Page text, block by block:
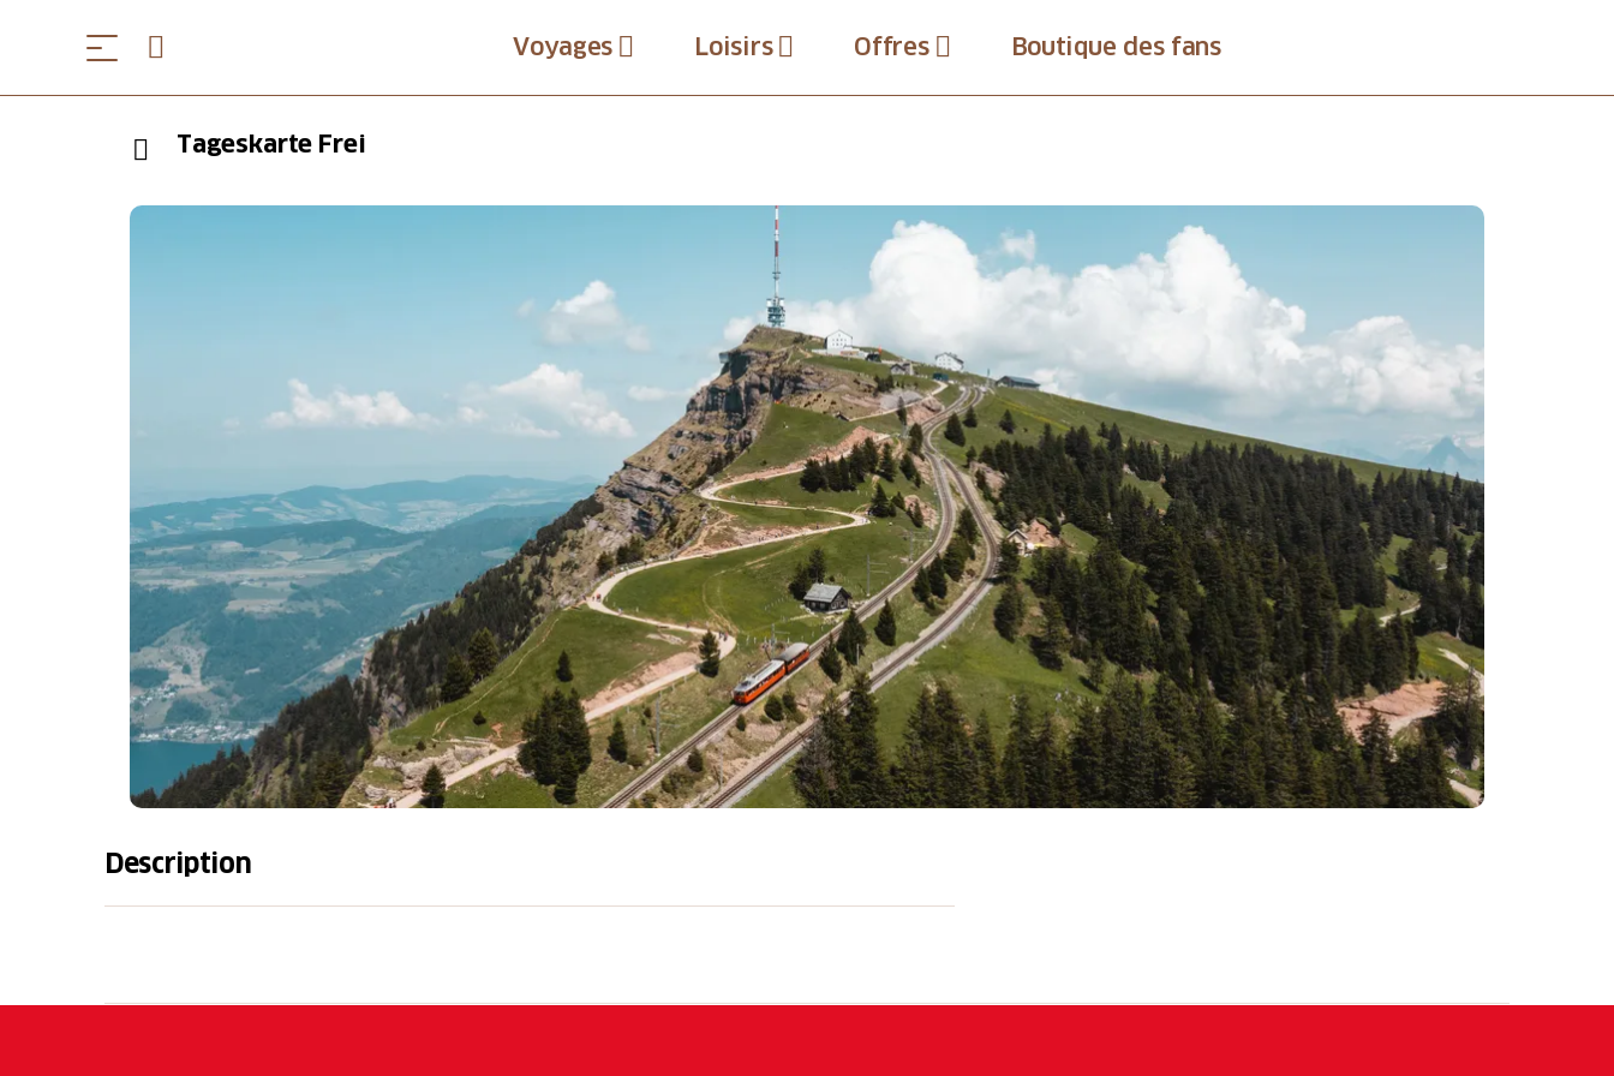
Voyages Loisirs Offres Boutique des fans
Tageskarte Frei
Description